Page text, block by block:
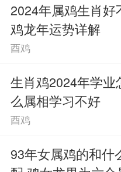
2024年属鸡生肖好
鸡龙年运势详解
酉鸡
生肖鸡2024年学业
么属相学习不好
酉鸡
93年女属鸡的和什